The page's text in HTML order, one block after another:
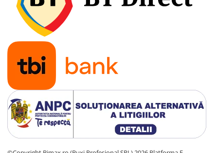
KuKirin S1 PRO
Kugoo S1
Kugoo G2 Pro
Piese Xiaomi
Scooter 3 (Mi3)
Scooter 3 Lite (Mi3 Lite)
Scooter 4 PRO (Mi4 PRO)
Essential, M365, 1S
PRO / PRO2
Scooter 4 Ultra
Piese Xiaomi Scooter 5